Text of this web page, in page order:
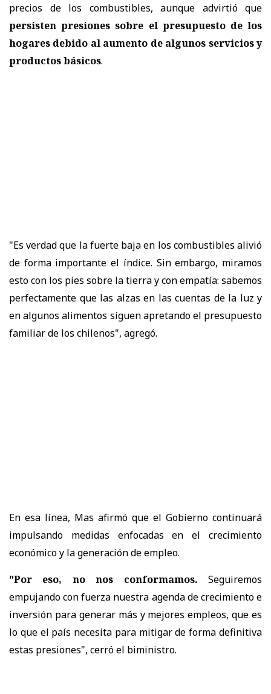
precios de los combustibles, aunque advirtió que
persisten presiones sobre el presupuesto de los
hogares debido al aumento de algunos servicios y
productos básicos.
"Es verdad que la fuerte baja en los combustibles alivió
de forma importante el índice. Sin embargo, miramos
esto con los pies sobre la tierra y con empatía: sabemos
perfectamente que las alzas en las cuentas de la luz y
en algunos alimentos siguen apretando el presupuesto
familiar de los chilenos", agregó.
En esa línea, Mas afirmó que el Gobierno continuará
impulsando medidas enfocadas en el crecimiento
económico y la generación de empleo.
"Por eso, no nos conformamos. Seguiremos
empujando con fuerza nuestra agenda de crecimiento e
inversión para generar más y mejores empleos, que es
lo que el país necesita para mitigar de forma definitiva
estas presiones", cerró el biministro.